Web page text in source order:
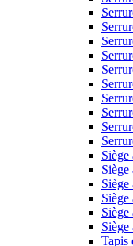
Siège
Siège
Siège
Tapis